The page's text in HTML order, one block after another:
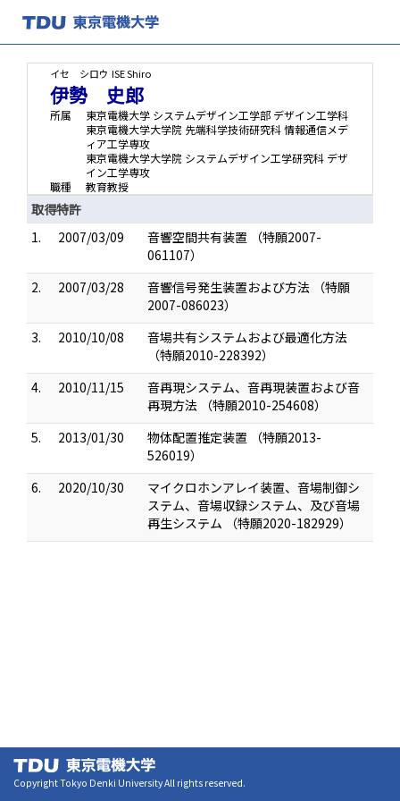
イセ シロウ ISE Shiro
伊勢 史郎
所属
東京電機大学 システムデザイン工学部 デザイン工学科
東京電機大学大学院 先端科学技術研究科 情報通信メデ
ィア工学専攻
東京電機大学大学院 システムデザイン工学研究科 デザ
イン工学専攻
職種
教育教授
取得特許
1.
2007/03/09
音響空間共有装置 （特願2007-
061107）
2.
2007/03/28
音響信号発生装置および方法 （特願
2007-086023）
3.
2010/10/08
音場共有システムおよび最適化方法
（特願2010-228392）
4.
2010/11/15
音再現システム、音再現装置および音
再現方法 （特願2010-254608）
5.
2013/01/30
物体配置推定装置 （特願2013-
526019）
6.
2020/10/30
マイクロホンアレイ装置、音場制御シ
ステム、音場収録システム、及び音場
再生システム （特願2020-182929）
Copyright Tokyo Denki University All rights reserved.